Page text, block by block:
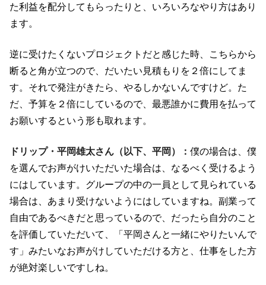
た利益を配分してもらったりと、いろいろなやり方はあり
ます。
逆に受けたくないプロジェクトだと感じた時、こちらから
断ると角が立つので、だいたい見積もりを２倍にしてま
す。それで発注がきたら、やるしかないんですけど。た
だ、予算を２倍にしているので、最悪誰かに費用を払って
お願いするという形も取れます。
ドリップ・平岡雄太さん（以下、平岡）： 僕の場合は、僕
を選んでお声がけいただいた場合は、なるべく受けるよう
にはしています。グループの中の一員として見られている
場合は、あまり受けないようにはしていますね。副業って
自由であるべきだと思っているので、だったら自分のこと
を評価していただいて、「平岡さんと一緒にやりたいんで
す」みたいなお声がけしていただける方と、仕事をした方
が絶対楽しいですしね。